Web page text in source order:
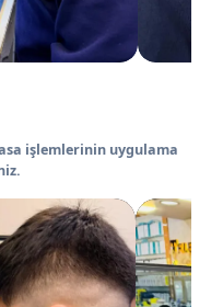
işlemlerinin uygulama